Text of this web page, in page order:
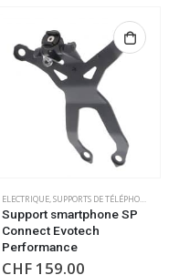
ELECTRIQUE,SUPPORTS DE TÉLÉPHONE/GPS
Support smartphone SP
Connect Evotech
Performance
CHF 159.00